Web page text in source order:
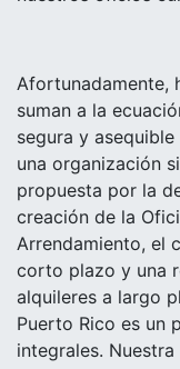
Afortunadamente,
suman a la
segura y
una organización
propuesta por la
creación de la
Arrendamiento, el
corto plazo y una
alquileres a largo
Puerto Rico es un
integrales.